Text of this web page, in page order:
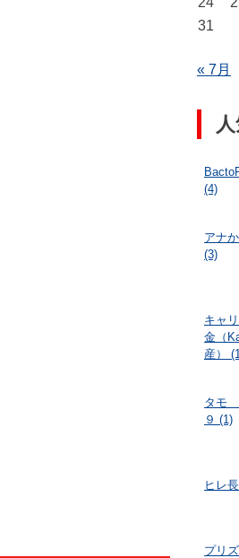
31
« 7月
(4)
アナ
(3)
キャ
金（
産）
タモ
９ (1)
ヒレ長
プリ